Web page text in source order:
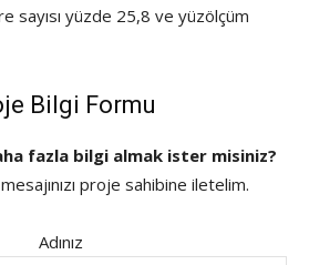
sayısı yüzde 25,8 ve yüzölçüm
Bilgi Formu
fazla bilgi almak ister misiniz?
proje sahibine iletelim.
Adınız